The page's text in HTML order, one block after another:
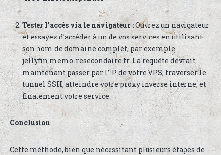
Tester l’accès via le navigateur :Ouvrez un navigateur
et essayez d’accéder à un de vos services en utilisant
son nom de domaine complet, par exemple
jellyfin.memoiresecondaire.fr. La requête devrait
maintenant passer par l’IP de votre VPS, traverser le
tunnel SSH, atteindre votre proxy inverse interne, et
finalement votre service.
Conclusion
Cette méthode, bien que nécessitant plusieurs étapes de